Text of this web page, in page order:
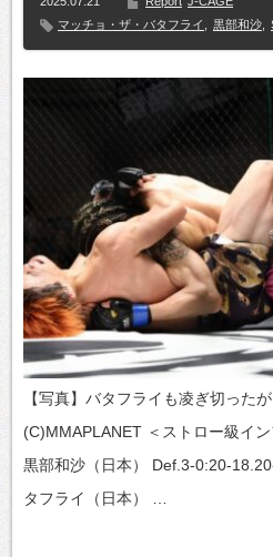
マッチョ・ザ・バタフライ
黒部和沙
【写真】バタフライも凌ぎ切った
(C)MMAPLANET ＜ストロー級イ
黒部和沙（日本） Def.3-0:20-
タフライ（日本） …